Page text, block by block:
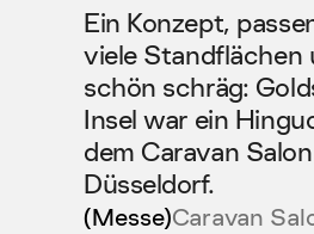
Ein Konzept,
viele Standflächen
schön schräg:
Insel war ein
dem Caravan
Düsseldorf.
(Messe)Caravan